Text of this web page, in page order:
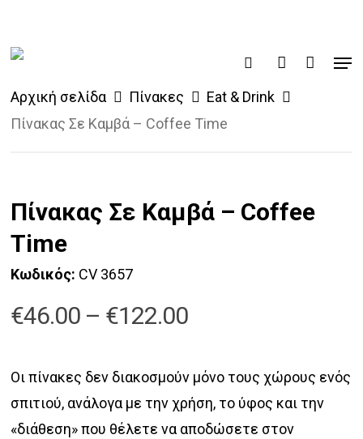
main
content
search account
Αρχική σελίδα Πίνακες
Eat & Drink
Πίνακας Σε Καμβά – Coffee Time
Πίνακας Σε Καμβά – Coffee
Time
Κωδικός: CV 3657
€46.00 – €122.00Price
€46.00
through
€122.00
Οι πίνακες δεν διακοσμούν μόνο τους χώρους ενός
σπιτιού, ανάλογα με την χρήση, το ύφος και την
«διάθεση» που θέλετε να αποδώσετε στον